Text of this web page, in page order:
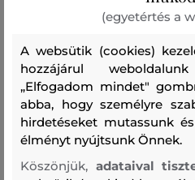
AKCIÓ -30%
UTOLSÓ ESÉLY
RÖVIDNADRÁG DIESEL DE-SIRE-
(egyetértés a
A websütik (cookies)
hozzájárul
„Elfogadom mindet"
abba, hogy személyre
hirdetéseket mutassunk
élményt nyújtsunk Önnek.
Köszönjük, adataival